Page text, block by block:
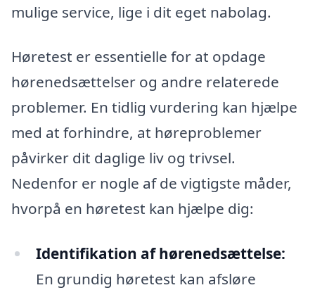
mulige service, lige i dit eget nabolag.
Høretest er essentielle for at opdage
hørenedsættelser og andre relaterede
problemer. En tidlig vurdering kan hjælpe
med at forhindre, at høreproblemer
påvirker dit daglige liv og trivsel.
Nedenfor er nogle af de vigtigste måder,
hvorpå en høretest kan hjælpe dig:
Identifikation af hørenedsættelse:
En grundig høretest kan afsløre